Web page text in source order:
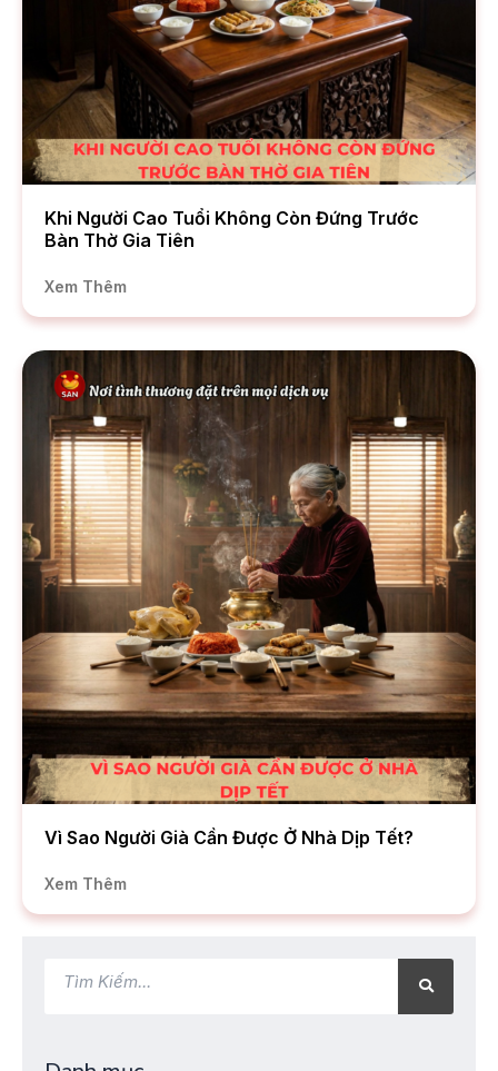
Khi Người Cao Tuổi Không Còn Đứng Trước
Bàn Thờ Gia Tiên
Xem Thêm
Vì Sao Người Già Cần Được Ở Nhà Dịp Tết?
Xem Thêm
kiếm
Tìm